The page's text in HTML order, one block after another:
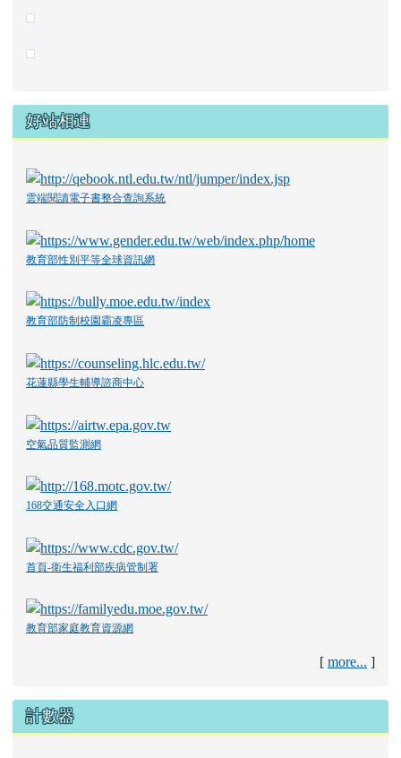
好站相連
雲端閱讀電子書整合查詢系統
教育部性別平等全球資訊網
教育部防制校園霸凌專區
花蓮縣學生輔導諮商中心
空氣品質監測網
168交通安全入口網
首頁-衛生福利部疾病管制署
教育部家庭教育資源網
[ more... ]
計數器